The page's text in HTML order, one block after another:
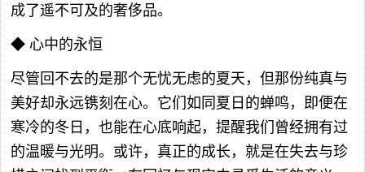
成了遥不可及的奢侈品。
◆ 心中的永恒
尽管回不去的是那个无忧无虑的夏天，但那份纯真与
美好却永远镌刻在心。它们如同夏日的蝉鸣，即便在
寒冷的冬日，也能在心底响起，提醒我们曾经拥有过
的温暖与光明。或许，真正的成长，就是在失去与珍